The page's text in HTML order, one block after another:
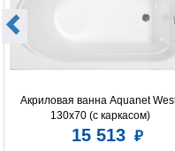
Расположение слива
Регулировка
Установка
Форсунок аэромассажа
Акриловая ванна Aquanet
130x70 (с каркасом)
15 513